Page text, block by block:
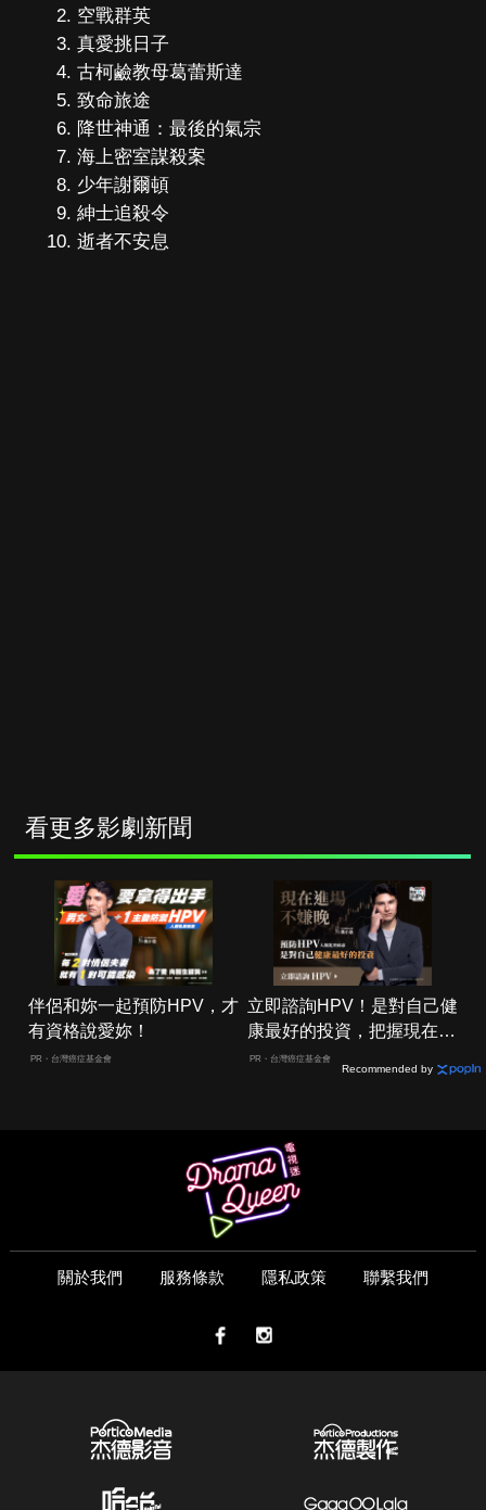
空戰群英
真愛挑日子
古柯鹼教母葛蕾斯達
致命旅途
降世神通：最後的氣宗
海上密室謀殺案
少年謝爾頓
紳士追殺令
逝者不安息
看更多影劇新聞
伴侶和妳一起預防HPV，才
有資格說愛妳！
PR・台灣癌症基金會
立即諮詢HPV！是對自己健
康最好的投資，把握現在不
嫌晚！
PR・台灣癌症基金會
Recommended by
關於我們 服務條款 隱私政策 聯繫我們